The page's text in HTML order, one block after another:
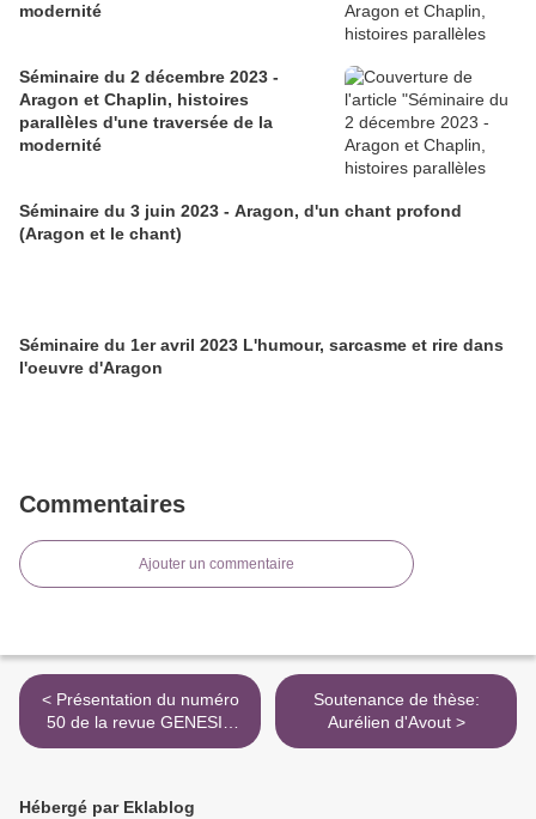
modernité
Séminaire du 2 décembre 2023 -
Aragon et Chaplin, histoires
parallèles d'une traversée de la
modernité
Séminaire du 3 juin 2023 - Aragon, d'un chant profond
(Aragon et le chant)
Séminaire du 1er avril 2023 L'humour, sarcasme et rire dans
l'oeuvre d'Aragon
Commentaires
Ajouter un commentaire
< Présentation du numéro
50 de la revue GENESIS
consacrée à Aragon, le 8
Soutenance de thèse:
Aurélien d'Avout >
Hébergé par Eklablog